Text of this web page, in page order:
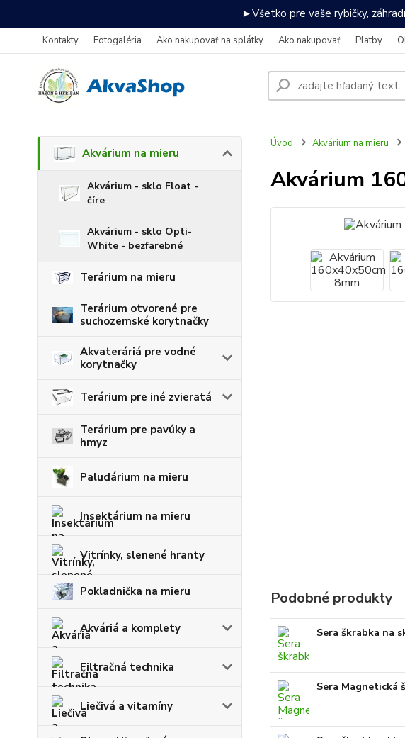
►Všetko pre vaše rybičky,
Kontakty Fotogaléria Ako nakupovať na splátky Ako nakupovať Platby
Akvárium na mieru
Akvárium - sklo Float -
číre
Akvárium - sklo Opti-
White - bezfarebné
Terárium na mieru
Terárium otvorené pre
suchozemské korytnačky
Akvateráriá pre vodné
korytnačky
Terárium pre iné zvieratá
Terárium pre pavúky a
hmyz
Paludárium na mieru
Insektárium na mieru
Vitrínky, slenené hranty
Pokladnička na mieru
Akváriá a komplety
Filtračná technika
Liečivá a vitamíny
Úvod Akvárium na mieru
Akvárium
Podobné produkty
Sera škrabka na
Sera Magnetická